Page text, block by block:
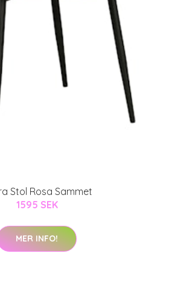
Stol Rosa Sammet
1595 SEK
MER INFO!